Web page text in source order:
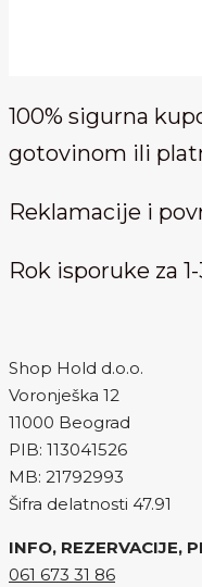
100% sigurna
gotovinom ili
Reklamacije i
Rok isporuke za
Shop Hold d.o.o.
Voronješka 12
11000 Beograd
PIB: 113041526
MB: 21792993
Šifra delatnosti 47.91
INFO, REZERVACIJE,
061 673 31 86